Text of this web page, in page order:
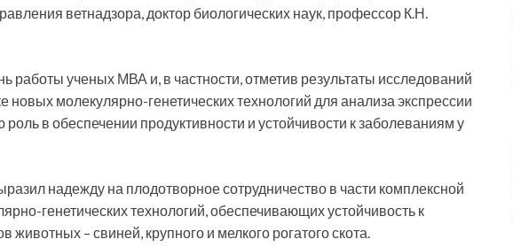
ветнадзора, доктор биологических наук, профессор К.Н.
работы ученых МВА и, в частности, отметив результаты исследований
новых молекулярно-генетических технологий для анализа экспрессии
в обеспечении продуктивности и устойчивости к заболеваниям у
надежду на плодотворное сотрудничество в части комплексной
генетических технологий, обеспечивающих устойчивость к
животных – свиней, крупного и мелкого рогатого скота.